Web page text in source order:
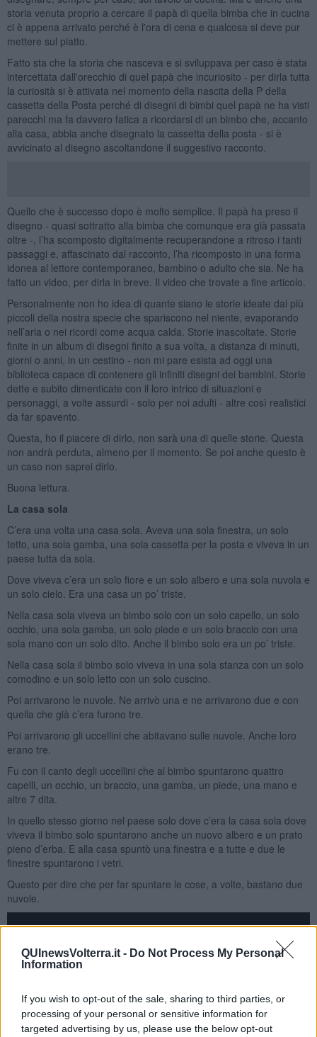
QUInewsVolterra.it - Do Not Process My Personal
Information
If you wish to opt-out of the sale, sharing to third parties, or
processing of your personal or sensitive information for
targeted advertising by us, please use the below opt-out
storia venuta proprio a cercare il papà di quella bimba che in cucina
ci è appena arrivato perché è l'ora di cena e qualcosa si deve pur
mettere sul piatto.
Fatto sta che la storia che nasceva e si sviluppava per caso è stata
intercettata dall'orecchio di quel papà che incuriosito - per dirla tutta
la curiosità si è attivata nel momento della nascita della P della
cassetta della Posta perché di disegni di bimbi quel papà ne ha visti
parecchi ma fa davvero fatica a ricordarsi di un bimbo che, accanto
alla casa, abbia anche disegnato la cassetta della posta - si è
avvicinato al disegno ascoltandone il suggestivo racconto.
Quello che è successo dopo è molto semplice. Il papà ha preso il
disegno - quasi sottratto alla bimba che comunque era già passata
oltre -, l’ha scomposto digitalmente recuperandone a ritroso i tanti
passaggi e, affascinato dal racconto, l’ha ricomposto in una forma
idonea al lettore contemporaneo, bambino o adulto che sia. Ne ha
fatto un video, per dirla in breve. Il video che trovate a fine articolo.
Personalmente non ho idea di quante siano le storie ideate dai più
piccoli della nostra specie che spariscono nel niente, evaporando
nell’aria o nei ricordi come acqua calda. Storie inascoltate. Storie
finite in un album di disegni finito a sua volta, a distanza di minuti,
giorni o anni, in un cestino - non mi pare esista ad oggi una
biblioteca capace di contenere gli infiniti disegni dei bambini. Storie
dette e subito dimenticate con il loro intrico di situazioni e
personaggi, a volte assurdi - solo per noi adulti - altre così realistici
da far spavento.
Questa, ho il piacere di dirlo, non sarà una di quelle storie. Questa
non andrà perduta, almeno per il momento. Se poi anche questo è
un caso non saprei dirlo.
Buona lettura.
La casa sola
C’era una volta una casa sola. Aveva una sola finestra, un solo
tetto, una sola gamba, una sola cassetta per la posta e viveva in un
paese tutta da sola.
Dove viveva c’era un solo fiore e un solo albero e una sola nuvola e
un solo cielo. Era una casa un po’ triste.
Nella casa sola viveva un bimbo solo con un solo capello, un solo
occhio, una sola gamba, un solo piede e un solo braccio con una
sola mano con un solo dito. Anche il bimbo solo era un po’ triste.
Nella casa sola il bimbo solo viveva in una sola stanza con un solo
comodino e un solo letto con un solo cuscino.
Poi arrivarono le nuvole. Ne arrivò una e ne arrivarono due e con
quella che già c’era furono tre.
Poi arrivarono gli uccellini che abitavano sulle nuvole. Anche loro
erano tre.
Fu con il canto degli uccellini che al bimbo spuntarono quattro
capelli, un occhio, un braccio, una gamba, un piede, una mano e
altre 7 dita.
In quello stesso giorno nel paese solo dove c’era la casa sola dove
viveva il bimbo solo spuntarono anche un nuovo albero e un prato
pieno d’erba. E alla casa spuntò una finestra e a tutte e due le
finestre spuntarono i vetri.
Questo per dire che per far spuntare le cose, a volte, bastano due
nuvole.